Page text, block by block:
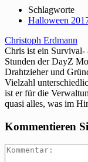
Schlagworte
Halloween
Christoph Erdmann
Chris ist ein Survival-
Stunden der DayZ
Drahtzieher und
Vielzahl
ist er für die
quasi alles, was im
Kommentieren